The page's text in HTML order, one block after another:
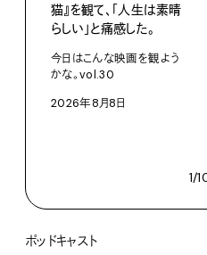
猫』を観て、「人生は素晴
らしい」と痛感した。
今日はこんな映画を観よう
かな。vol.30
2026年8月8日
1/
ポッドキャスト